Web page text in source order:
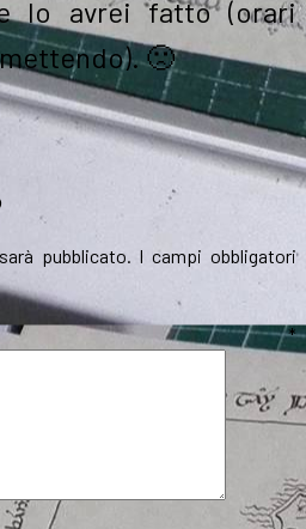
lo avrei fatto (orari
🙁
pubblicato. I campi obbligatori
*